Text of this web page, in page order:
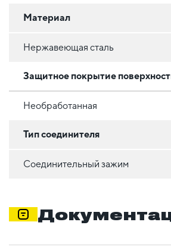
Материал
Нержавеющая сталь
Защитное покрытие
Необработанная
Тип соединителя
Соединительный зажим